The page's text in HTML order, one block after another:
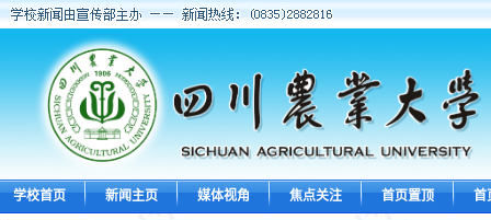
学校首页 新闻主页 媒体视角 焦点关注 首页置顶 首